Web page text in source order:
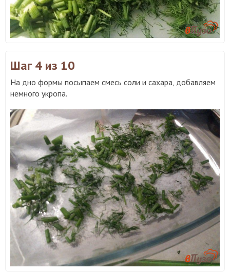
Шаг 4 из 10
На дно формы посыпаем смесь соли и сахара, добавляем
немного укропа.